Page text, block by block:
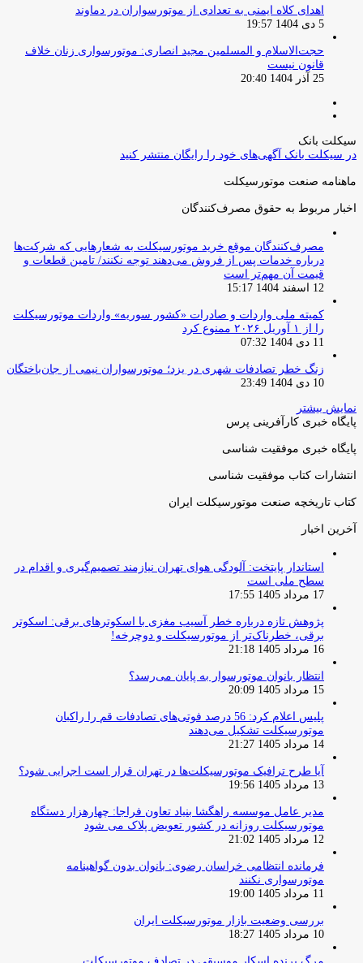
اهدای کلاه ایمنی به تعدادی از موتورسواران در دماوند
5 دی 1404 19:57
حجت‌الاسلام و المسلمین مجید انصاری: موتورسواری زنان خلاف
قانون نیست
25 آذر 1404 20:40
سیکلت بانک
در سیکلت بانک آگهی‌های خود را رایگان منتشر کنید
ماهنامه صنعت موتورسیکلت
اخبار مربوط به حقوق مصرف‌کنندگان
مصرف‌کنندگان موقع خرید موتورسیکلت به شعارهایی که شرکت‌ها
درباره خدمات پس از فروش می‌دهند توجه نکنند/ تامین قطعات و
قیمت آن مهم‌تر است
12 اسفند 1404 15:17
کمیته ملی واردات و صادرات «کشور سوریه» واردات موتورسیکلت
را از ۱ آوریل ۲۰۲۶ ممنوع کرد
11 دی 1404 07:32
زنگ خطر تصادفات شهری در یزد؛ موتورسواران نیمی از جان‌باختگان
10 دی 1404 23:49
نمایش بیشتر
پایگاه خبری کارآفرینی پرس
پایگاه خبری موفقیت شناسی
انتشارات کتاب موفقیت شناسی
کتاب تاریخچه صنعت موتورسیکلت ایران
آخرین اخبار
استاندار پایتخت: آلودگی هوای تهران نیازمند تصمیم‌گیری و اقدام در
سطح ملی است
17 مرداد 1405 17:55
پژوهش تازه درباره خطر آسیب مغزی با اسکوترهای برقی: اسکوتر
برقی، خطرناک‌تر از موتورسیکلت و دوچرخه!
16 مرداد 1405 21:18
انتظار بانوان موتورسوار به پایان می‌رسد؟
15 مرداد 1405 20:09
پلیس اعلام کرد: 56 درصد فوتی‌های تصادفات قم را راکبان
موتورسیکلت تشکیل می‌دهند
14 مرداد 1405 21:27
آیا طرح ترافیک موتورسیکلت‌ها در تهران قرار است اجرایی شود؟
13 مرداد 1405 19:56
مدیر عامل موسسه راهگشا بنیاد تعاون فراجا: چهارهزار دستگاه
موتورسیکلت روزانه در کشور تعویض پلاک می شود
12 مرداد 1405 21:02
فرمانده انتظامی خراسان رضوی: بانوان بدون گواهینامه
موتورسواری نکنند
11 مرداد 1405 19:00
بررسی وضعیت بازار موتورسیکلت ایران
10 مرداد 1405 18:27